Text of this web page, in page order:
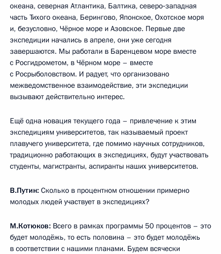
океана, северная Атлантика, Балтика, северо‑западная
часть Тихого океана, Берингово, Японское, Охотское моря
и, безусловно, Чёрное море и Азовское. Первые две
экспедиции начались в апреле, они уже сегодня
завершаются. Мы работали в Баренцевом море вместе
с Росгидрометом, в Чёрном море – вместе
с Росрыболовством. И радует, что организовано
межведомственное взаимодействие, эти экспедиции
вызывают действительно интерес.
Ещё одна новация текущего года – привлечение к этим
экспедициям университетов, так называемый проект
плавучего университета, где помимо научных сотрудников,
традиционно работающих в экспедициях, будут участвовать
студенты, магистранты, аспиранты наших университетов.
В.Путин: Сколько в процентном отношении примерно
молодых людей участвует в экспедициях?
М.Котюков: Всего в рамках программы 50 процентов – это
будет молодёжь, то есть половина – это будет молодёжь
в соответствии с нашими планами. Будем всячески